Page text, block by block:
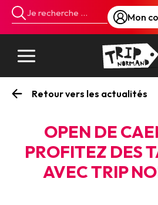
Mon
Retour vers les actualités
OPEN DE
PROFITEZ DES
AVEC TRIP
Panneau de gestion des cookies